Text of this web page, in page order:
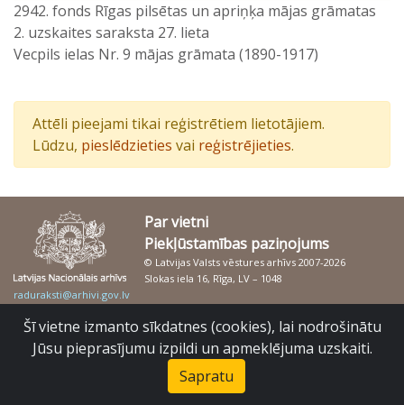
2942. fonds Rīgas pilsētas un apriņķa mājas grāmatas
2. uzskaites saraksta 27. lieta
Vecpils ielas Nr. 9 mājas grāmata (1890-1917)
Attēli pieejami tikai reģistrētiem lietotājiem.
Lūdzu, pieslēdzieties vai reģistrējieties.
Par vietni
Piekļūstamības paziņojums
© Latvijas Valsts vēstures arhīvs 2007-2026
Slokas iela 16, Rīga, LV – 1048
raduraksti@arhivi.gov.lv
Šī vietne izmanto sīkdatnes (cookies), lai nodrošinātu
Jūsu pieprasījumu izpildi un apmeklējuma uzskaiti.
Sapratu